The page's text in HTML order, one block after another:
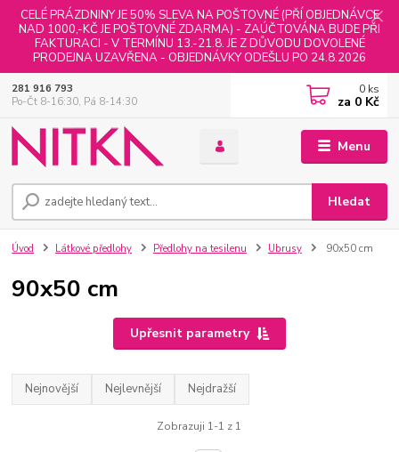
CELÉ PRÁZDNINY JE 50% SLEVA NA POŠTOVNÉ (PŘÍ OBJEDNÁVCE
NAD 1000,-KČ JE POŠTOVNÉ ZDARMA) - ZAÚČTOVÁNA BUDE PŘI
FAKTURACI - V TERMÍNU 13.-21.8. JE Z DŮVODU DOVOLENÉ
PRODEJNA UZAVŘENA - OBJEDNÁVKY ODEŠLU PO 24.8.2026
Menu
Hledat
281 916 793
Po-Čt 8-16:30, Pá 8-14:30
0 ks
za 0 Kč
Úvod Látkové předlohy Předlohy na tesilenu Ubrusy 90x50 cm
90x50 cm
Upřesnit parametry
Nejnovější Nejlevnější Nejdražší
Zobrazuji 1-1 z 1